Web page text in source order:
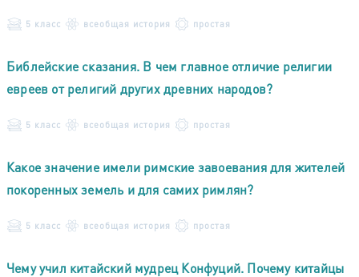
5 класс всеобщая история простая
Библейские сказания. В чем главное отличие религии
евреев от религий других древних народов?
5 класс всеобщая история простая
Какое значение имели римские завоевания для жителей
покоренных земель и для самих римлян?
5 класс всеобщая история простая
Чему учил китайский мудрец Конфуций. Почему китайцы